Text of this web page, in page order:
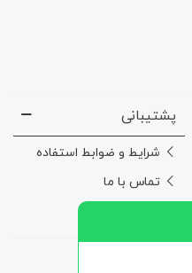
پشتیبانی
شرایط و ضوابط استفاده
تماس با ما